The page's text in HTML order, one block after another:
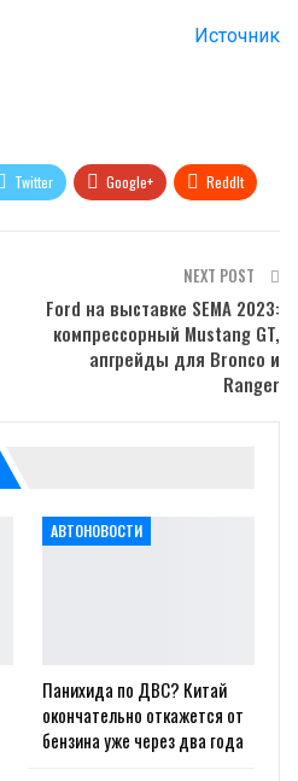
Источник
Twitter Google+ ReddIt
NEXT POST
Ford на выставке SEMA 2023:
компрессорный Mustang GT,
апгрейды для Bronco и
Ranger
АВТОНОВОСТИ
Панихида по ДВС? Китай
окончательно откажется от
бензина уже через два года